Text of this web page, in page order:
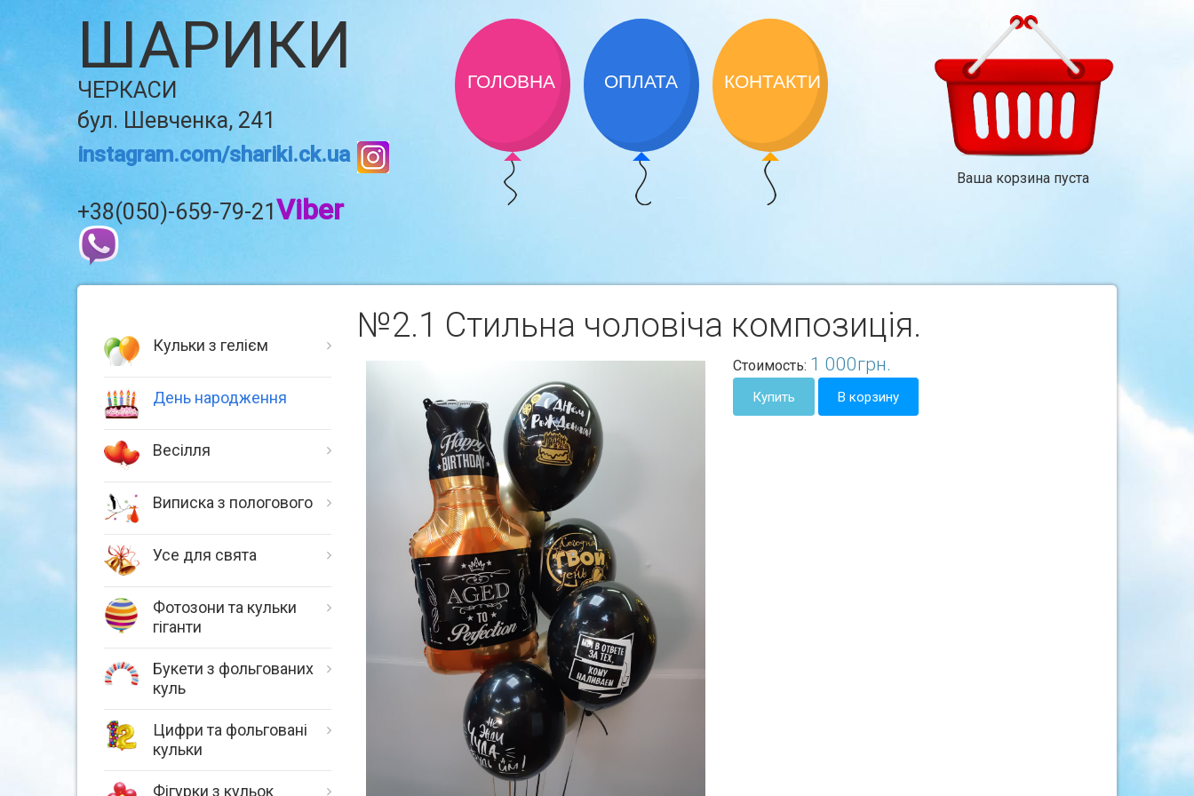
ШАРИКИ
ЧЕРКАСИ
бул. Шевченка, 241
instagram.com/shariki.ck.ua
+38(050)-659-79-21Viber
ГОЛОВНА ОПЛАТА КОНТАКТИ
Ваша корзина пуста
Кульки з гелієм
День народження
Весілля
Виписка з пологового
Усе для свята
Фотозони та кульки
гіганти
Букети з фольгованих
куль
Цифри та фольговані
кульки
Фігурки з кульок
№2.1 Стильна чоловiча композицiя.
Стоимость: 1 000грн.
Купить В корзину